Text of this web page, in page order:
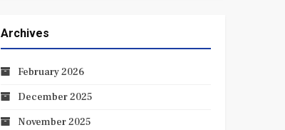
Archives
February 2026
December 2025
November 2025